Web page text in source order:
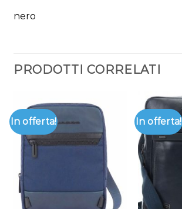
nero
PRODOTTI CORRELATI
In offerta! In offerta!